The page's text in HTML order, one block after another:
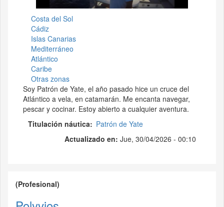
Costa del Sol
Cádiz
Islas Canarias
Mediterráneo
Atlántico
Caribe
Otras zonas
Soy Patrón de Yate, el año pasado hice un cruce del
Atlántico a vela, en catamarán. Me encanta navegar,
pescar y cocinar. Estoy abierto a cualquier aventura.
Titulación náutica
Patrón de Yate
Actualizado en: Jue, 30/04/2026 - 00:10
(Profesional)